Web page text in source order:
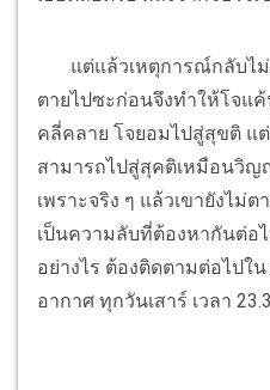
แต่แล้วเหตุการณ์กลับไม่
ตายไปซะก่อนจึงทำให้โจแ
คลี่คลาย โจยอมไปสู่สุขติ แ
สามารถไปสู่สุคติเหมือนวิ
เพราะจริง ๆ แล้วเขายังไม่
เป็นความลับที่ต้องหากันต่อ
อย่างไร ต้องติดตามต่อไปใ
อากาศ ทุกวันเสาร์ เวลา